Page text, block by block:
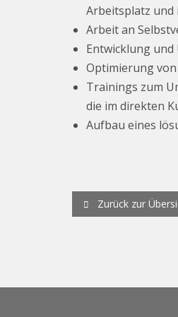
Arbeitsplatz und
Arbeit an
Entwicklung
Optimierung
Trainings zum
die im direkten
Aufbau eines
Zurück zur